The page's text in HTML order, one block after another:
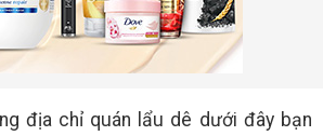
địa chỉ quán lẩu dê dưới đây bạn